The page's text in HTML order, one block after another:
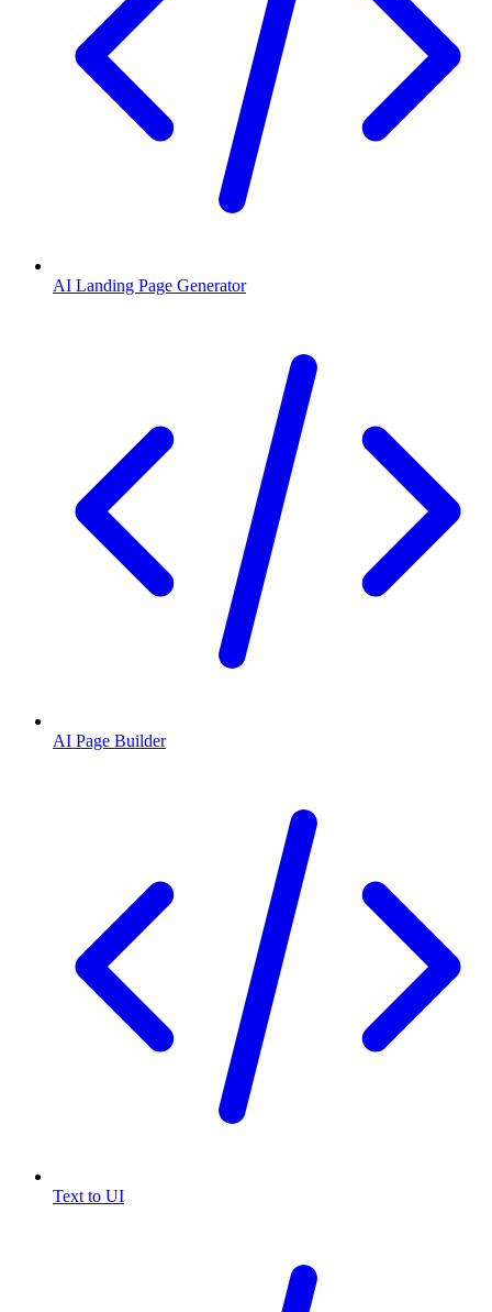
AI Landing Page Generator
AI Page Builder
Text to UI